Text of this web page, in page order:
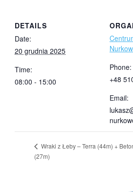
DETAILS
Date:
20 grudnia 2025
Time:
08:00 - 15:00
Phone:
+48
Email:
Wraki z Łeby – Terra (44m) +
(27m)